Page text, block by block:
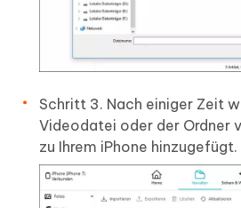
Schritt 3. Nach einiger Zeit
Videodatei oder der Ordner
zu Ihrem iPhone hinzugefügt.